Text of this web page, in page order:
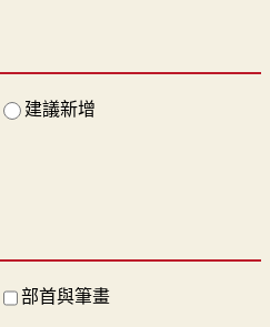
建議新增
部首與筆畫